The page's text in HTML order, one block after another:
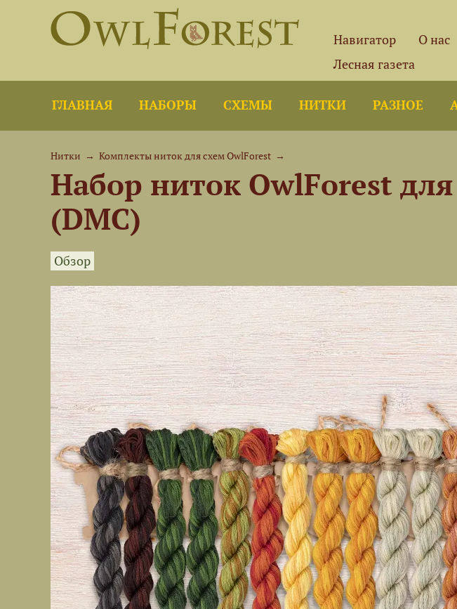
Навигатор О нас
Лесная газета
ГЛАВНАЯ НАБОРЫ СХЕМЫ НИТКИ РАЗНОЕ
Нитки → Комплекты ниток для схем OwlForest →
Набор ниток OwlForest
(DMC)
Обзор